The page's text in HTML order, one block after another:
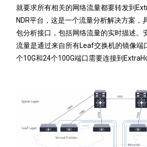
就要求所有相关的网络流量都要转发到
NDR平台，这是一个流量分析解决方案，
包分析接口，包括网络流量的实时描述。
流量是通过来自所有Leaf交换机的镜像端
个10G和24个100G端口需要连接到